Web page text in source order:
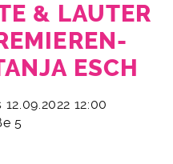
& LAUTER
ESCH
12:00
5